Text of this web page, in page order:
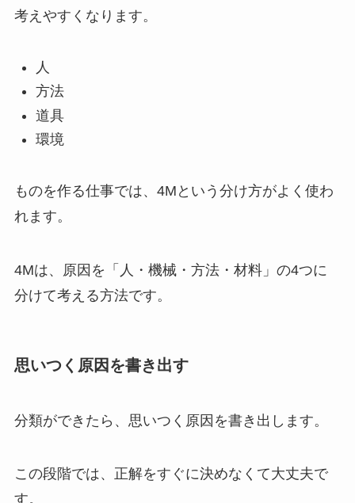
考えやすくなります。
人
方法
道具
環境
ものを作る仕事では、4Mという分け方がよく使わ
れます。
4Mは、原因を「人・機械・方法・材料」の4つに
分けて考える方法です。
思いつく原因を書き出す
分類ができたら、思いつく原因を書き出します。
この段階では、正解をすぐに決めなくて大丈夫で
す。